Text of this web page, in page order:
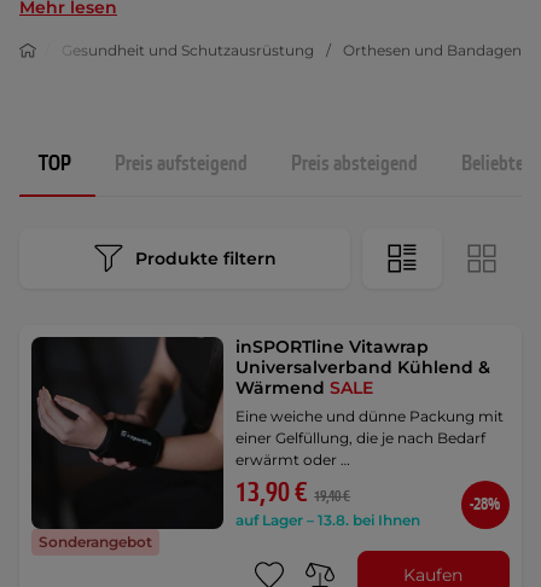
Mehr lesen
Gesundheit und Schutzausrüstung Orthesen und Bandagen
TOP Preis aufsteigend Preis absteigend
Produkte filtern
Sonderangebot
inSPORTline Vitawrap
Universalverband Kühlend &
WärmendSALE
Eine weiche und dünne Packung mit
einer Gelfüllung, die je nach Bedarf
erwärmt oder …
13,90 € 19,40 €
auf Lager – 13.8. bei Ihnen
-28%
Kaufen